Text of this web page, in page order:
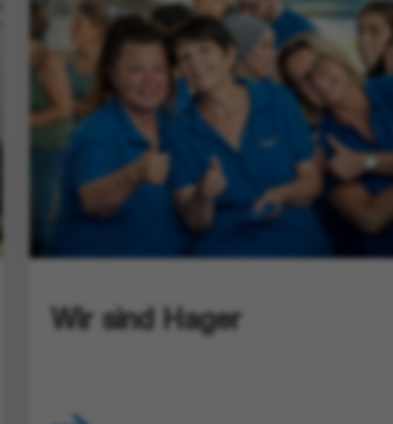
Wir sind Hager